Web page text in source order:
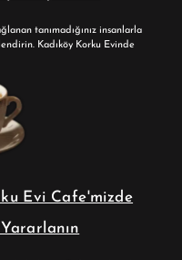
tanımadığınız insanlarla
Kadıköy Korku Evinde
Evi Cafe'mizde